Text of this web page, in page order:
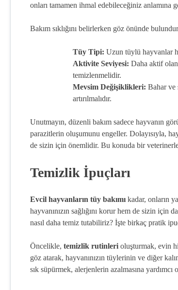
onları tamamen ihmal edebileceğiniz anlamına
Bakım sıklığını belirlerken göz önünde
Tüy Tipi: Uzun tüylü hayvanlar
Aktivite Seviyesi: Daha aktif olan
temizlenmelidir.
Mevsim Değişiklikleri: Bahar ve
artırılmalıdır.
Unutmayın, düzenli bakım sadece hayvanın
parazitlerin oluşumunu engeller. Dolayısıyla,
de sizin için önemlidir. Bu konuda bir veterinerle
Temizlik İpuçları
Evcil hayvanların tüy bakımı kadar, onların
hayvanınızın sağlığını korur hem de sizin
nasıl daha temiz tutabiliriz? İşte birkaç pratik
Öncelikle, temizlik rutinleri oluşturmak, evin
göz atarak, hayvanınızın tüylerinin ve diğer
sık süpürmek, alerjenlerin azalmasına yardımcı